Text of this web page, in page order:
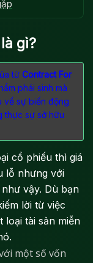
gì?
từ Contract For
phái sinh mà
về sự biến động
thực sự sở hữu
cổ phiếu thì giá
lỗ nhưng với
vậy. Dù bạn
lời từ việc
loại tài sản miễn
một số vốn